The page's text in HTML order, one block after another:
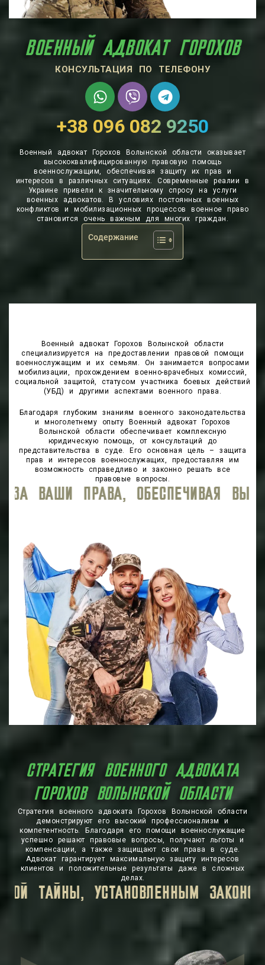
ВОЕННЫЙ АДВОКАТ ГОРОХОВ‎‎
КОНСУЛЬТАЦИЯ ПО ТЕЛЕФОНУ
+38 096 082 9250
Военный адвокат Горохов Волынской области оказывает
высококвалифицированную правовую помощь
военнослужащим, обеспечивая защиту их прав и
интересов в различных ситуациях. Современные реалии в
Украине привели к значительному спросу на услуги
военных адвокатов. В условиях постоянных военных
конфликтов и мобилизационных процессов военное право
становится очень важным для многих граждан.
Содержание
Военный адвокат Горохов Волынской области
специализируется на предоставлении правовой помощи
военнослужащим и их семьям. Он занимается вопросами
мобилизации, прохождением военно-врачебных комиссий,
социальной защитой, статусом участника боевых действий
(УБД) и другими аспектами военного права.
Благодаря глубоким знаниям военного законодательства
и многолетнему опыту Военный адвокат Горохов
Волынской области обеспечивает комплексную
юридическую помощь, от консультаций до
представительства в суде. Его основная цель – защита
прав и интересов военнослужащих, предоставляя им
возможность справедливо и законно решать все
правовые вопросы.
УРОВЕНЬ ЮРИДИЧЕСКОГО
СТРАТЕГИЯ ВОЕННОГО АДВОКАТА
ГОРОХОВ ВОЛЫНСКОЙ ОБЛАСТИ
Стратегия военного адвоката Горохов Волынской области
демонстрируют его высокий профессионализм и
компетентность. Благодаря его помощи военнослужащие
успешно решают правовые вопросы, получают льготы и
компенсации, а также защищают свои права в суде.
Адвокат гарантирует максимальную защиту интересов
клиентов и положительные результаты даже в сложных
делах.
КОТОРУЮ ВЫ